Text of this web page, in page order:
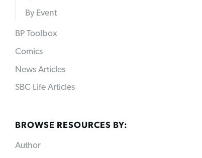
By Event
BP Toolbox
Comics
News Articles
SBC Life Articles
BROWSE RESOURCES BY:
Author